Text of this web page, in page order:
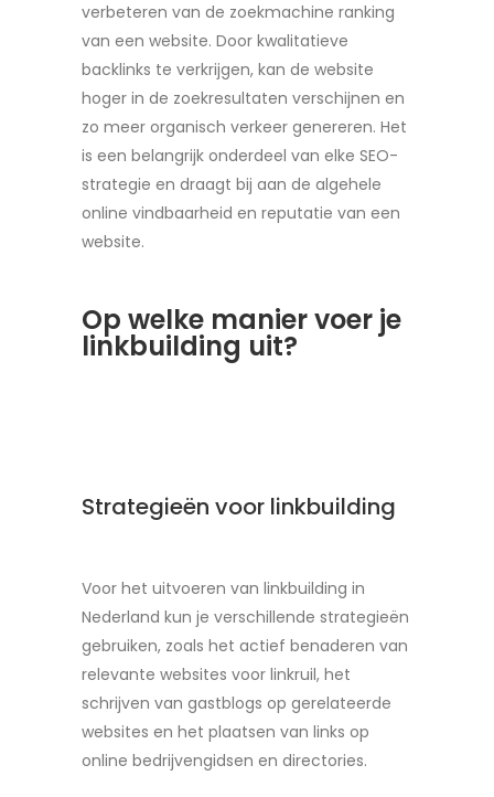
verbeteren van de zoekmachine ranking
van een website. Door kwalitatieve
backlinks te verkrijgen, kan de website
hoger in de zoekresultaten verschijnen en
zo meer organisch verkeer genereren. Het
is een belangrijk onderdeel van elke SEO-
strategie en draagt bij aan de algehele
online vindbaarheid en reputatie van een
website.
Op welke manier voer je
linkbuilding uit?
Strategieën voor linkbuilding
Voor het uitvoeren van linkbuilding in
Nederland kun je verschillende strategieën
gebruiken, zoals het actief benaderen van
relevante websites voor linkruil, het
schrijven van gastblogs op gerelateerde
websites en het plaatsen van links op
online bedrijvengidsen en directories.